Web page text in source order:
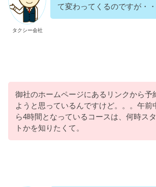
タクシー会社
て変わってくるのですが・・
御社のホームページにあるリンクから予
ようと思っているんですけど。。。午前
ら4時間となっているコースは、何時ス
トかを知りたくて。